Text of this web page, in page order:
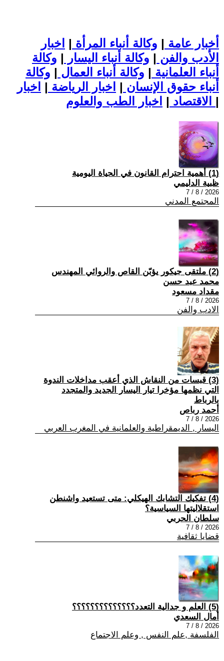
أخبار عامة | وكالة أنباء المرأة | اخبار
الأدب والفن | وكالة أنباء اليسار | وكالة
أنباء العلمانية | وكالة أنباء العمال | وكالة
أنباء حقوق الإنسان | اخبار الرياضة | اخبار
الاقتصاد | |
(1) أهمية احترام القانون في الحياة اليومية
ظبية الدليمي
2026 / 8 / 7
المجتمع المدني
(2) ملتقى جيكور يؤبّن القاص والروائي المهندس
محمد عبد حسن
مقداد مسعود
2026 / 8 / 7
الادب والفن
(3) قبسات من النقاش الذي أعقب مداخلات الندوة
التي نظمها مؤخرا تيار اليسار الجديد والمتجدد
بالرباط
أحمد رباص
2026 / 8 / 7
اليسار , الديمقراطية والعلمانية في المغرب العربي
(4) تفكيك التشابك الهيكلي: متى تستعيد واشنطن
استقلاليتها السياسية؟
سلطان الحربي
2026 / 8 / 7
قضايا ثقافية
(5) العلم و جدالية التعدد؟؟؟؟؟؟؟؟؟؟؟؟؟؟
أمال السعدي
2026 / 8 / 7
الفلسفة ,علم النفس , وعلم الاجتماع